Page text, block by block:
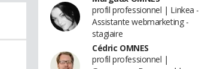
profil professionnel | Linkea -
Assistante webmarketing -
stagiaire
Cédric OMNES
profil professionnel |